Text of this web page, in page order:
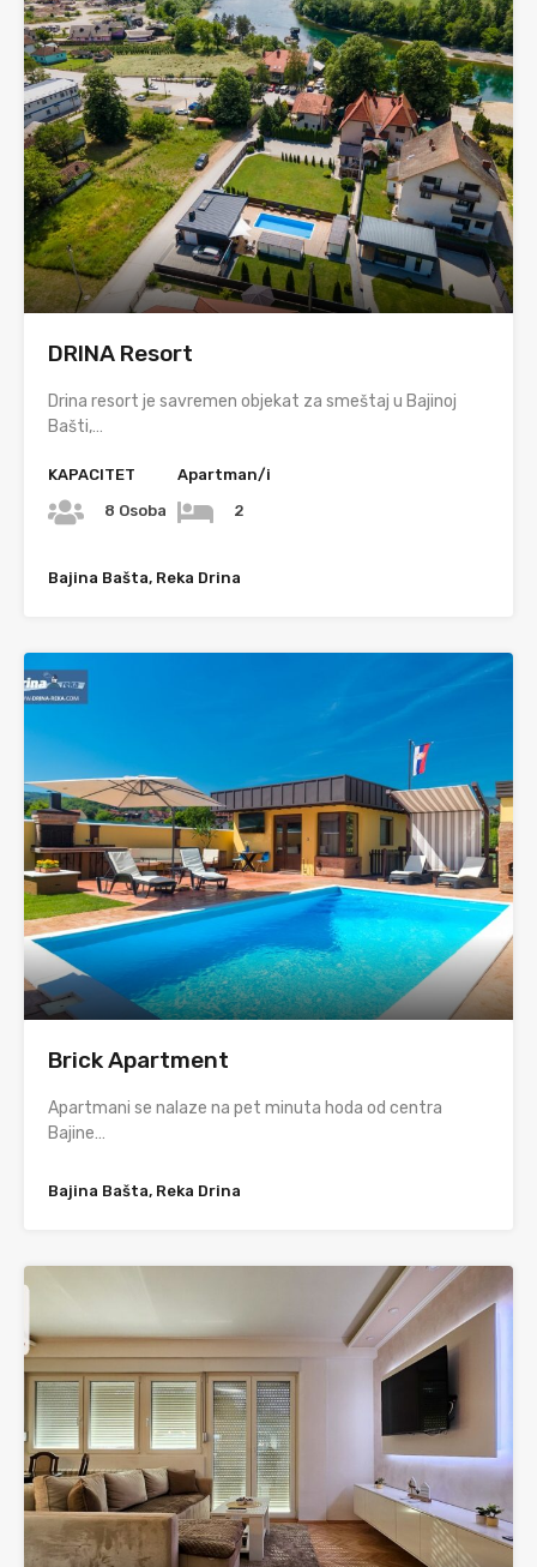
DRINA Resort
Drina resort je savremen objekat za smeštaj u Bajinoj
Bašti,…
KAPACITET
8 Osoba
Apartman/i
2
Bajina Bašta, Reka Drina
Brick Apartment
Apartmani se nalaze na pet minuta hoda od centra
Bajine…
Bajina Bašta, Reka Drina